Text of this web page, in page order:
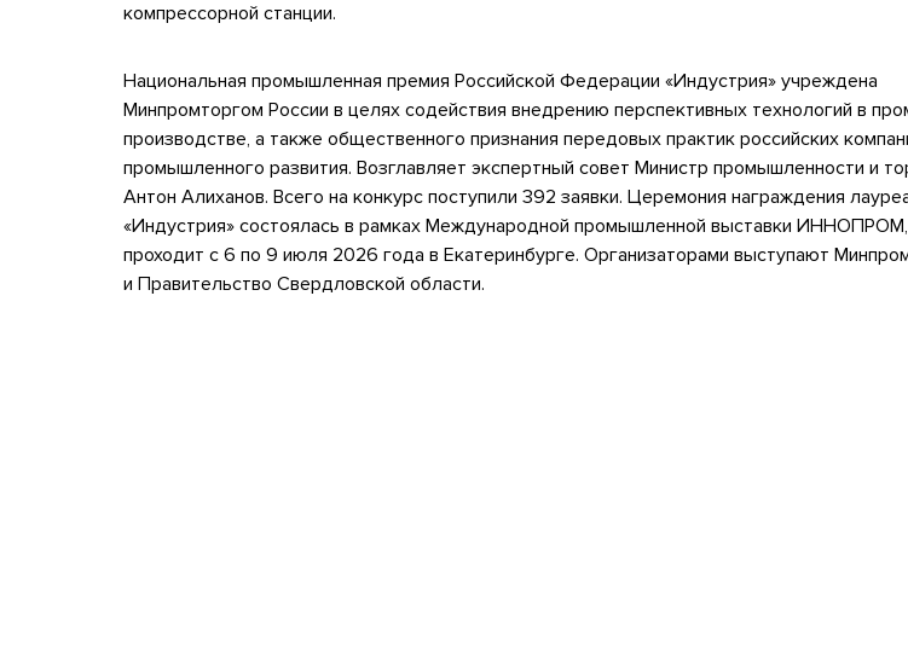
компрессорной станции.
Национальная промышленная премия Российской Федерации «Индустрия» учреждена
Минпромторгом России в целях содействия внедрению перспективных технологий в
производстве, а также общественного признания передовых практик российских
промышленного развития. Возглавляет экспертный совет Министр промышленности и
Антон Алиханов. Всего на конкурс поступили 392 заявки. Церемония награждения
«Индустрия» состоялась в рамках Международной промышленной выставки
проходит с 6 по 9 июля 2026 года в Екатеринбурге. Организаторами выступают
и Правительство Свердловской области.